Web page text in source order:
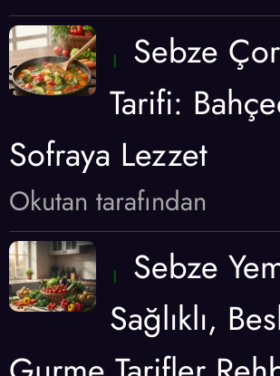
Sebze
Tarifi:
Sofraya Lezzet
Okutan tarafından
Sebze
Sağlıklı,